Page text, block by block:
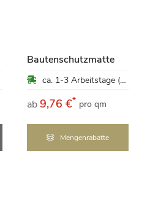
Bautenschutzmatte
ca. 1-3 Arbeitstage (Mo-Fr)
ab9,76 €* pro qm
Mengenrabatte